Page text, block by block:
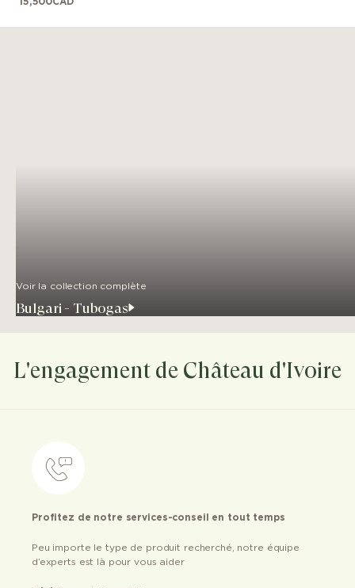
Voir la collection complète
Bulgari - Tubogas
L'engagement de Château d'Ivoire
Profitez de notre services-conseil en tout temps
Peu importe le type de produit recherché, notre équipe
d’experts est là pour vous aider